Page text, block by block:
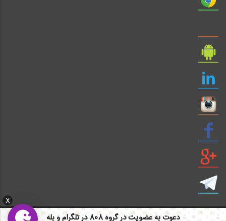
X
دعوت به عضویت در گروه 808 در تلگرام و بله